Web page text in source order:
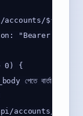
accounts/
"Bearer
0) {
পেতে বার্তার
accounts/